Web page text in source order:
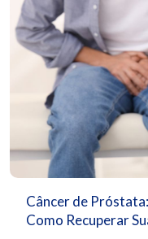
Câncer de
Como Recuperar